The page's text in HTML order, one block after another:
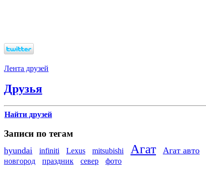
Лента друзей
Друзья
Найти друзей
Записи по тегам
hyundai infiniti Lexus mitsubishi Агат Агат авто
новгород
праздник север фото